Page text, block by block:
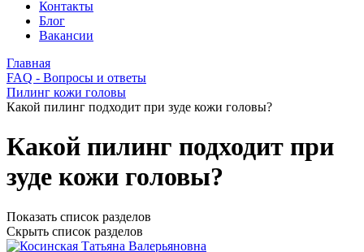
Контакты
Блог
Вакансии
Главная
FAQ - Вопросы и ответы
Пилинг кожи головы
Какой пилинг подходит при зуде кожи головы?
Какой пилинг подходит при
зуде кожи головы?
Показать список разделов
Скрыть список разделов